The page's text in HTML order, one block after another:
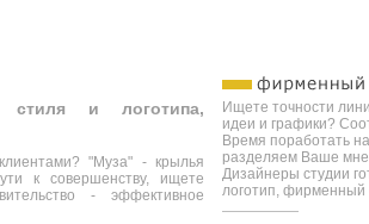
стиля и логотипа,
"Муза" - крылья
к совершенству, ищете
- эффективное
Ищете точности
идеи и графики?
Время поработать
разделяем Ваше
Дизайнеры студии
логотип, фирменный